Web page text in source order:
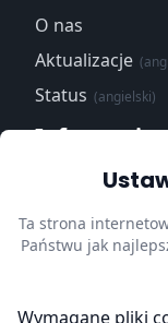
O nas
Aktualizacje
Status (angielski)
Informacje
Centrum
Polityka
Impressum
dotyczące
Ta strona
Państwu jak
Wymagane pliki